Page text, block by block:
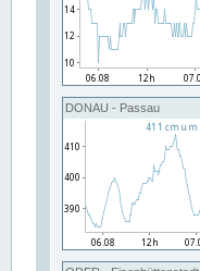
DONAU - Passau